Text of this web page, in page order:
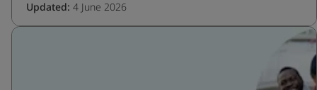
Updated: 4 June 2026